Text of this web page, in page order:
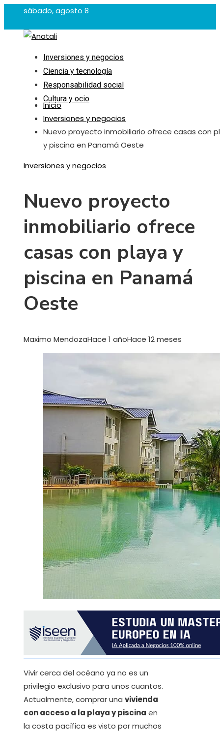
sábado, agosto 8
Inversiones y negocios
Ciencia y tecnología
Responsabilidad social
Cultura y ocio
Inicio
Inversiones y negocios
Nuevo proyecto inmobiliario ofrece casas con
y piscina en Panamá Oeste
Inversiones y negocios
Nuevo proyecto
inmobiliario ofrece
casas con playa y
piscina en Panamá
Oeste
Maximo MendozaHace 1 añoHace 12 meses
Vivir cerca del océano ya no es un
privilegio exclusivo para unos cuantos.
Actualmente, comprar una vivienda
con acceso a la playa y piscina en
la costa pacífica es visto por muchos